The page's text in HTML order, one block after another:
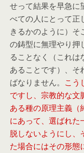
せって結果を早急に
べての人にとって正
きるかのように）そ
の鋳型に無理やり押
ることなく（これ
あることです）、そ
ばなりません。 こう
ですし、宗教的な文
ある種の原理主義（
にあって、選ばれた
脱しないようにし、
た場合にはその形態